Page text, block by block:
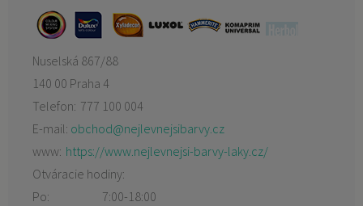
Nuselská 867/88
140 00 Praha 4
Telefon: 777 100 004
E-mail: obchod@nejlevnejsibarvy.cz
www: https://www.nejlevnejsi-barvy-laky.cz/
Otváracie hodiny:
Po:
7:00-18:00